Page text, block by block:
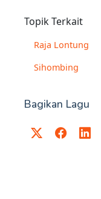
Topik Terkait
Raja Lontung
Sihombing
Bagikan Lagu